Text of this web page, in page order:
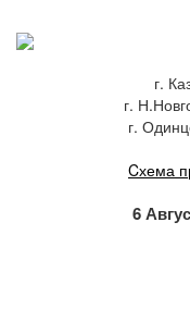
г.
г.
г.
Cхема
6